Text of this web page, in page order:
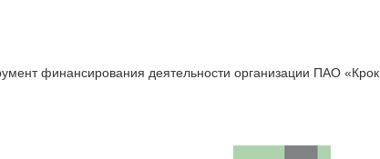
финансирования деятельности организации ПАО